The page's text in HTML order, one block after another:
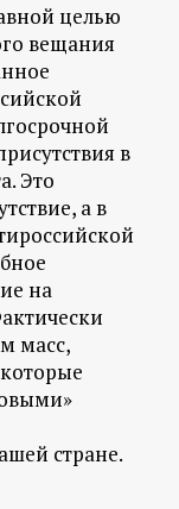
целью
вещания
в
Это
а в
на
масс,
стране.